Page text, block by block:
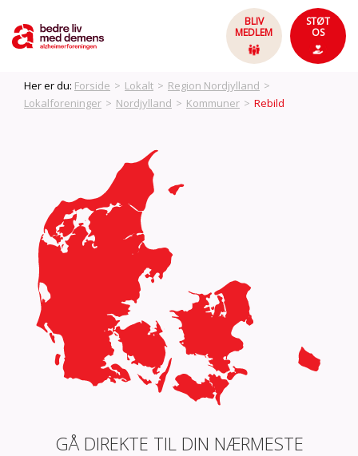
BLIV
MEDLEM
STØT
OS
Her er du: Forside > Lokalt > Region Nordjylland >
Lokalforeninger > Nordjylland > Kommuner > Rebild
GÅ DIREKTE TIL DIN NÆRMESTE